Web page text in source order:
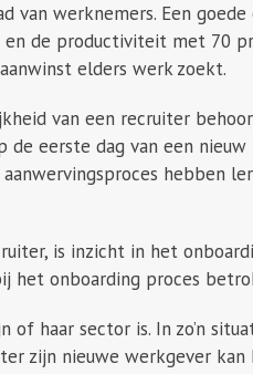
werknemers. Een goede
de productiviteit met 70
elders werk zoekt.
van een recruiter
eerste dag van een nieuw
hebben
is inzicht in het
het onboarding proces
haar sector is. In zo’n
zijn nieuwe werkgever